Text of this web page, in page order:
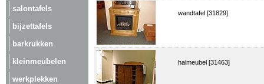
salontafels
bijzettafels
barkrukken
kleinmeubelen
werkplekken
wandtafel [31829]
halmeubel [31463]